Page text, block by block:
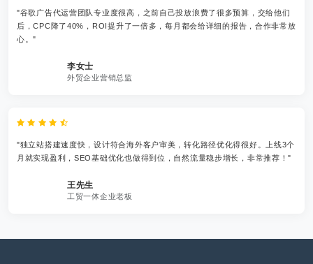
"谷歌广告代运营团队专业度很高，之前自己投放浪费了很多预算，交给他们
后，CPC降了40%，ROI提升了一倍多，每月都会给详细的报告，合作非常放
心。"
李女士
外贸企业营销总监
"独立站搭建速度快，设计符合海外客户审美，转化路径优化得很好。上线3个
月就实现盈利，SEO基础优化也做得到位，自然流量稳步增长，非常推荐！"
王先生
工贸一体企业老板